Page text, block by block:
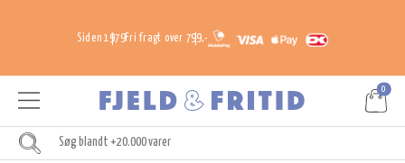
Siden 1979Fri fragt over 799,-
0